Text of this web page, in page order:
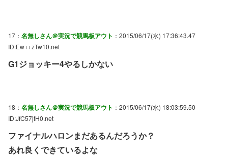
17： 名無しさん＠実況で競馬板アウト ：2015/06/17(水) 17:36:43.47
ID:Ew++zTw10.net
G1ジョッキー4やるしかない
18： 名無しさん＠実況で競馬板アウト ：2015/06/17(水) 18:03:59.50
ID:JfC57jtH0.net
ファイナルハロンまだあるんだろうか？
あれ良くできているよな